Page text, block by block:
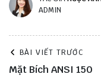
ADMIN
BÀI VIẾT TRƯỚC
Mặt Bích ANSI 150